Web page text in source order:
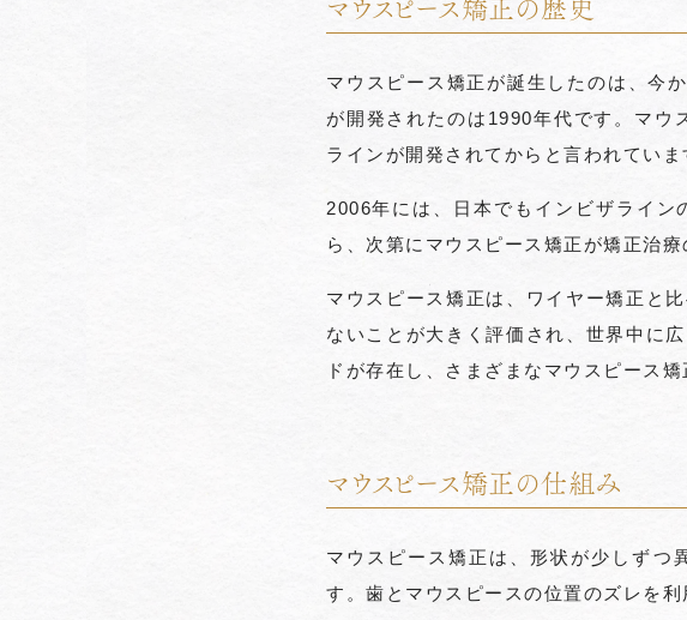
マウスピース矯正の歴史
マウスピース矯正が誕生したのは、今
が開発されたのは1990年代です。マウ
ラインが開発されてからと言われていま
2006年には、日本でもインビザライ
ら、次第にマウスピース矯正が矯正治
マウスピース矯正は、ワイヤー矯正と
ないことが大きく評価され、世界中に
ドが存在し、さまざまなマウスピース矯
マウスピース矯正の仕組み
マウスピース矯正は、形状が少しずつ
す。歯とマウスピースの位置のズレを